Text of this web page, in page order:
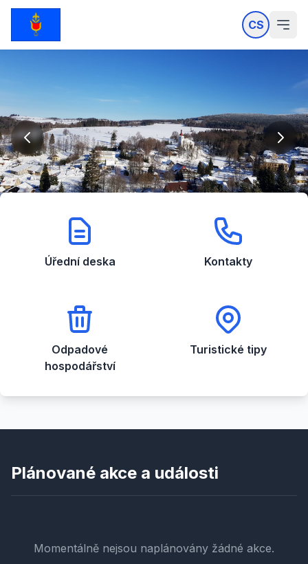
CS
Úřední deska Kontakty
Odpadové
hospodářství
Turistické tipy
Plánované akce a události
Momentálně nejsou naplánovány žádné akce.